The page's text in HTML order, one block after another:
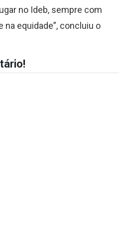
no Ideb, sempre com
equidade”, concluiu o